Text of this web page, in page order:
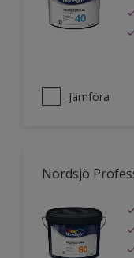
Jämföra
Nordsjö